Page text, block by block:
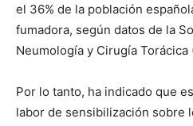
el 36% de la población
fumadora, según datos de la
Neumología y Cirugía Torácica
Por lo tanto, ha indicado que
labor de sensibilización sobre